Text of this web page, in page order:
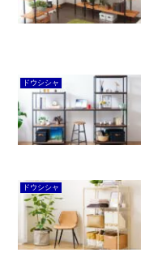
ドウシシャ
ドウシシャ